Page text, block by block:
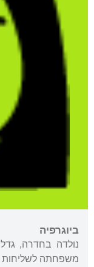
ביוגרפיה
נולדה בחדרה,
משפחתה לשליחות